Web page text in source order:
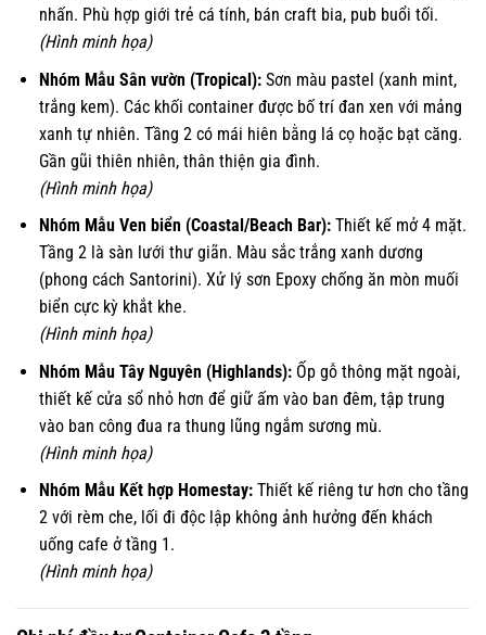
nhấn. Phù hợp giới trẻ cá tính, bán craft bia, pub buổi tối.
(Hình minh họa)
Nhóm Mẫu Sân vườn (Tropical):Sơn màu pastel (xanh mint,
trắng kem). Các khối container được bố trí đan xen với mảng
xanh tự nhiên. Tầng 2 có mái hiên bằng lá cọ hoặc bạt căng.
Gần gũi thiên nhiên, thân thiện gia đình.
(Hình minh họa)
Nhóm Mẫu Ven biển (Coastal/Beach Bar):Thiết kế mở 4 mặt.
Tầng 2 là sàn lưới thư giãn. Màu sắc trắng xanh dương
(phong cách Santorini). Xử lý sơn Epoxy chống ăn mòn muối
biển cực kỳ khắt khe.
(Hình minh họa)
Nhóm Mẫu Tây Nguyên (Highlands):Ốp gỗ thông mặt ngoài,
thiết kế cửa sổ nhỏ hơn để giữ ấm vào ban đêm, tập trung
vào ban công đua ra thung lũng ngắm sương mù.
(Hình minh họa)
Nhóm Mẫu Kết hợp Homestay:Thiết kế riêng tư hơn cho tầng
2 với rèm che, lối đi độc lập không ảnh hưởng đến khách
uống cafe ở tầng 1.
(Hình minh họa)